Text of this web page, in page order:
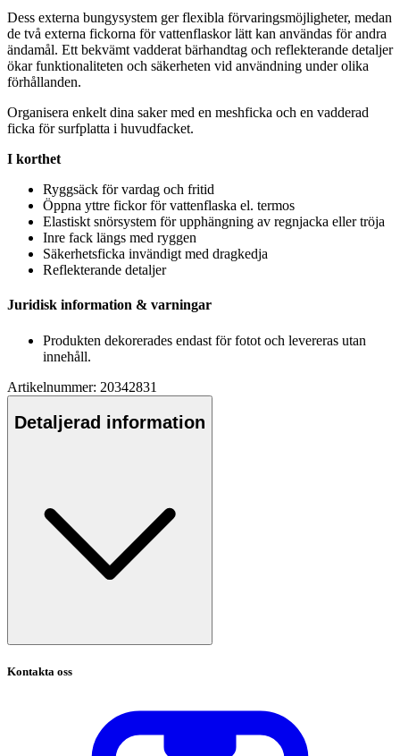
Dess externa bungysystem ger flexibla förvaringsmöjligheter, medan
de två externa fickorna för vattenflaskor lätt kan användas för andra
ändamål. Ett bekvämt vadderat bärhandtag och reflekterande detaljer
ökar funktionaliteten och säkerheten vid användning under olika
förhållanden.
Organisera enkelt dina saker med en meshficka och en vadderad
ficka för surfplatta i huvudfacket.
I korthet
Ryggsäck för vardag och fritid
Öppna yttre fickor för vattenflaska el. termos
Elastiskt snörsystem för upphängning av regnjacka eller tröja
Inre fack längs med ryggen
Säkerhetsficka invändigt med dragkedja
Reflekterande detaljer
Juridisk information & varningar
Produkten dekorerades endast för fotot och levereras utan
innehåll.
Artikelnummer: 20342831
Detaljerad information
Kontakta oss